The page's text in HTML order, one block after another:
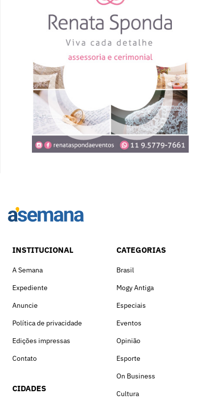
INSTITUCIONAL
A Semana
Expediente
Anuncie
Política de privacidade
Edições impressas
Contato
CIDADES
CATEGORIAS
Brasil
Mogy Antiga
Especiais
Eventos
Opinião
Esporte
On Business
Cultura